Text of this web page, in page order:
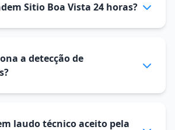
Sitio Boa Vista 24 horas?
a detecção de
laudo técnico aceito pela